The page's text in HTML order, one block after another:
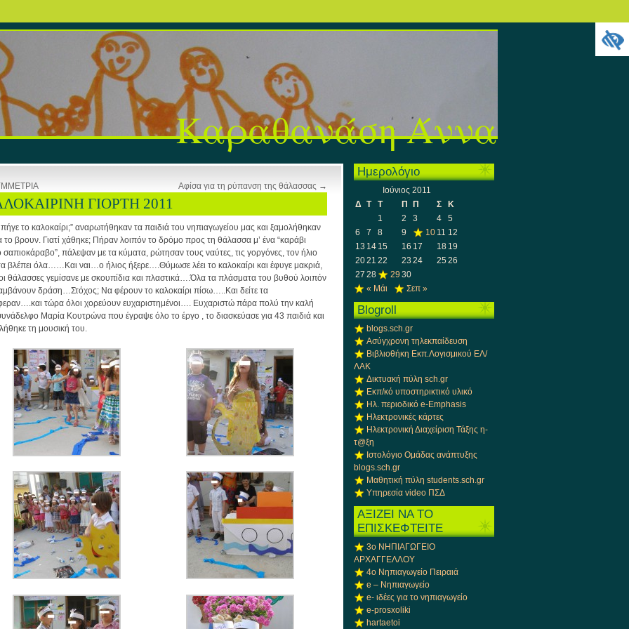
Καραθανάση Άννα
Aφίσα για τη ρύπανση της θάλασσας →
ΓΙΟΡΤΗ 2011
το καλοκαίρι;” αναρωτήθηκαν τα παιδιά του νηπιαγωγείου μας και ξαμολήθηκαν
το βρουν. Γιατί χάθηκε; Πήραν λοιπόν το δρόμο προς τη θάλασσα μ’ ένα “καράβι
σαπιοκάραβο”, πάλεψαν με τα κύματα, ρώτησαν τους ναύτες, τις γοργόνες, τον ήλιο
βλέπει όλα……Και ναι…ο ήλιος ήξερε….Θύμωσε λέει το καλοκαίρι και έφυγε μακριά,
οι θάλασσες γεμίσανε με σκουπίδια και πλαστικά….Όλα τα πλάσματα του βυθού λοιπόν
δράση…Στόχος; Να φέρουν το καλοκαίρι πίσω…..Και δείτε τα
τώρα όλοι χορεύουν ευχαριστημένοι…. Ευχαριστώ πάρα πολύ την καλή
Μαρία Κουτρώνα που έγραψε όλο το έργο , το διασκεύασε για 43 παιδιά και
τη μουσική του.
Ημερολόγιο
Ιούνιος 2011
Δ Τ Τ Π Π Σ
Κ
1
2 3 4
5
6
7 8 9 10 11 12
13 14 15 16 17 18 19
2021 22 23 24 2526
27 28 29 30
« Μάι
Σεπ »
Blogroll
blogs.sch.gr
Ασύγχρονη τηλεκπαίδευση
Βιβλιοθήκη Εκπ.Λογισμικού ΕΛ/
ΛΑΚ
Δικτυακή πύλη sch.gr
Εκπ/κό υποστηρικτικό υλικό
Ηλ. περιοδικό e-Emphasis
Ηλεκτρονικές κάρτες
Ηλεκτρονική Διαχείριση Τάξης η-
τ@ξη
Ιστολόγιο Ομάδας ανάπτυξης
blogs.sch.gr
Μαθητική πύλη students.sch.gr
Υπηρεσία video ΠΣΔ
ΑΞΙΖΕΙ ΝΑ ΤΟ
ΕΠΙΣΚΕΦΤΕΙΤΕ
3ο ΝΗΠΙΑΓΩΓΕΙΟ
ΑΡΧΑΓΓΕΛΛΟΥ
4ο Νηπιαγωγείο Πειραιά
e – Νηπιαγωγείο
e- ιδέες για το νηπιαγωγείο
e-prosxoliki
hartaetoi